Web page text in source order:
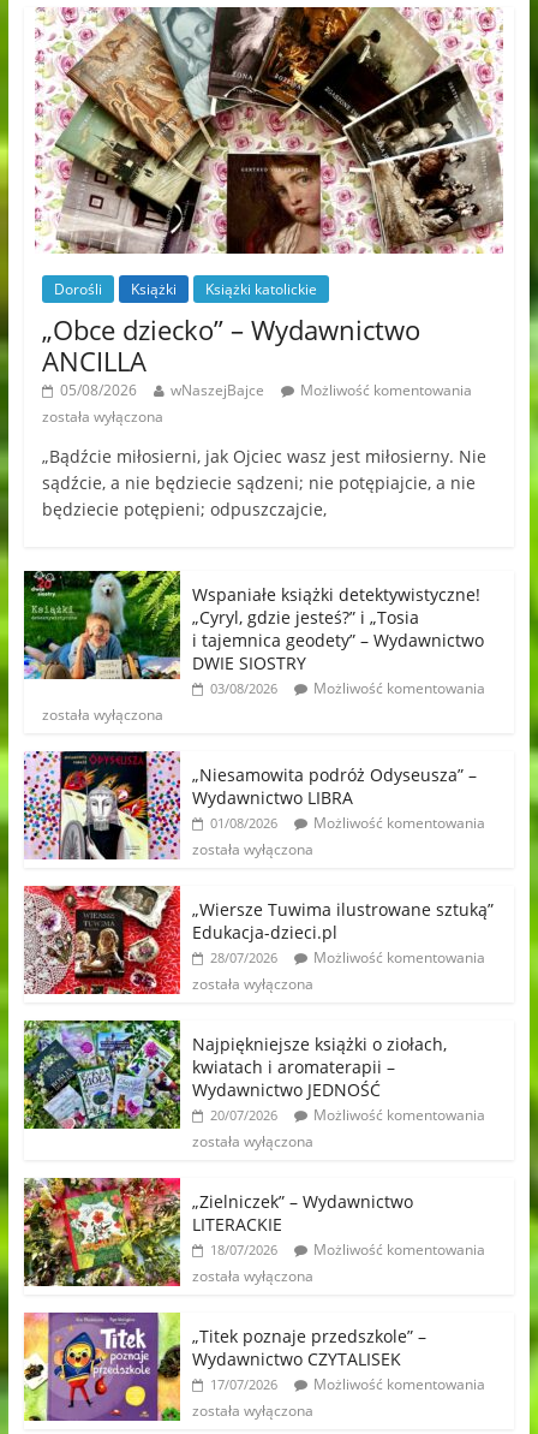
Dorośli Książki Książki katolickie
„Obce dziecko” – Wydawnictwo
ANCILLA
05/08/2026 wNaszejBajce
Możliwość komentowania
została wyłączona
„Bądźcie miłosierni, jak Ojciec wasz jest miłosierny. Nie
sądźcie, a nie będziecie sądzeni; nie potępiajcie, a nie
będziecie potępieni; odpuszczajcie,
Wspaniałe książki detektywistyczne!
„Cyryl, gdzie jesteś?” i „Tosia
i tajemnica geodety” – Wydawnictwo
DWIE SIOSTRY
03/08/2026
Możliwość komentowania
została wyłączona
„Niesamowita podróż Odyseusza” –
Wydawnictwo LIBRA
01/08/2026
Możliwość komentowania
została wyłączona
„Wiersze Tuwima ilustrowane sztuką”
Edukacja-dzieci.pl
28/07/2026
Możliwość komentowania
została wyłączona
Najpiękniejsze książki o ziołach,
kwiatach i aromaterapii –
Wydawnictwo JEDNOŚĆ
20/07/2026
Możliwość komentowania
została wyłączona
„Zielniczek” – Wydawnictwo
LITERACKIE
18/07/2026
Możliwość komentowania
została wyłączona
„Titek poznaje przedszkole” –
Wydawnictwo CZYTALISEK
17/07/2026
Możliwość komentowania
została wyłączona